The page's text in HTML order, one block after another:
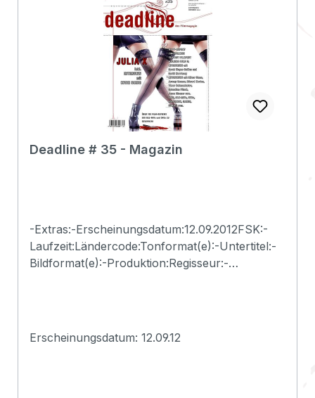
Deadline # 35 - Magazin
-Extras:-Erscheinungsdatum:12.09.2012FSK:-
Laufzeit:Ländercode:Tonformat(e):-Untertitel:-
Bildformat(e):-Produktion:Regisseur:-
Produktsicherheitsverordnung)Herstellerinform
ationen:Deadline
Erscheinungsdatum: 12.09.12